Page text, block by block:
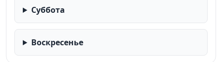
Суббота
Воскресенье